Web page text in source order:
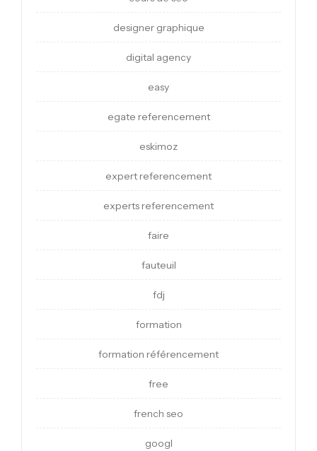
designer graphique
digital agency
easy
egate referencement
eskimoz
expert referencement
experts referencement
faire
fauteuil
fdj
formation
formation référencement
free
french seo
googl